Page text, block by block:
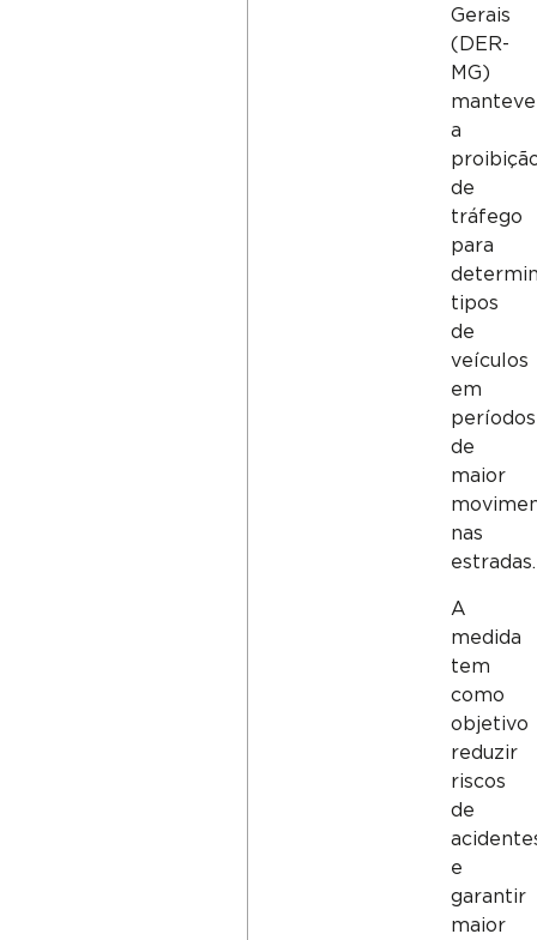
Gerais
(DER-
MG)
manteve
a
de
tráfego
para
tipos
de
veículos
em
períodos
de
maior
nas
estradas.
A
medida
tem
como
objetivo
reduzir
riscos
de
e
garantir
maior